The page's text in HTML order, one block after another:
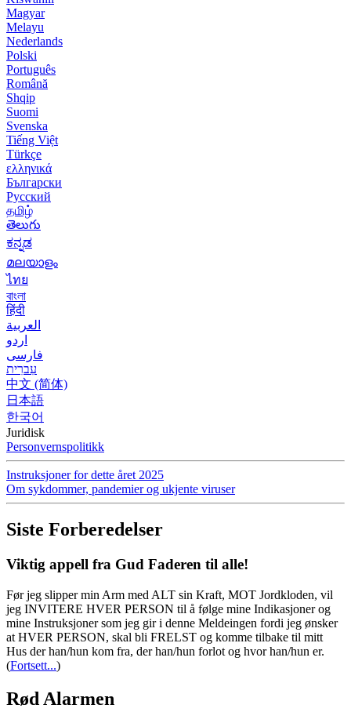
Magyar
Melayu
Nederlands
Polski
Português
Română
Shqip
Suomi
Svenska
Tiếng Việt
Türkçe
ελληνικά
Български
Русский
தமிழ்
తెలుగు
ಕನ್ನಡ
മലയാളം
ไทย
বাংলা
हिंदी
العربية
اردو
فارسی
עִברִית
中文 (简体)
日本語
한국어
Juridisk
Personvernspolitikk
Instruksjoner for dette året 2025
Om sykdommer, pandemier og ukjente viruser
Siste Forberedelser
Viktig appell fra Gud Faderen til alle!
Før jeg slipper min Arm med ALT sin Kraft, MOT Jordkloden, vil
jeg INVITERE HVER PERSON til å følge mine Indikasjoner og
mine Instruksjoner som jeg gir i denne Meldeingen fordi jeg ønsker
at HVER PERSON, skal bli FRELST og komme tilbake til mitt
Hus der han/hun kom fra, der han/hun forlot og hvor han/hun er.
(Fortsett...)
Rød Alarmen